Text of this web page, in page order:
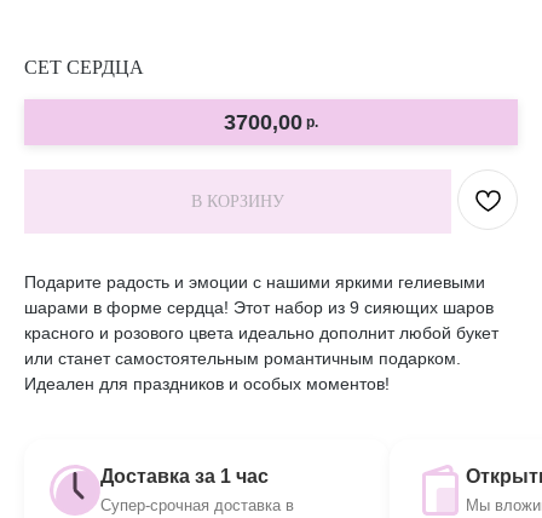
СЕТ СЕРДЦА
3700,00 р.
В КОРЗИНУ
Подарите радость и эмоции с нашими яркими гелиевыми
шарами в форме сердца! Этот набор из 9 сияющих шаров
красного и розового цвета идеально дополнит любой букет
или станет самостоятельным романтичным подарком.
Идеален для праздников и особых моментов!
Доставка за 1 час
Супер-срочная доставка в
Мы